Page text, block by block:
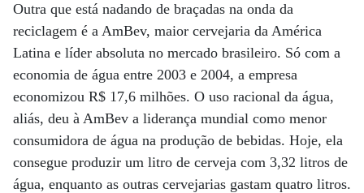
Outra que está nadando de braçadas na onda da
reciclagem é a AmBev, maior cervejaria da América
Latina e líder absoluta no mercado brasileiro. Só com a
economia de água entre 2003 e 2004, a empresa
economizou R$ 17,6 milhões. O uso racional da água,
aliás, deu à AmBev a liderança mundial como menor
consumidora de água na produção de bebidas. Hoje, ela
consegue produzir um litro de cerveja com 3,32 litros de
água, enquanto as outras cervejarias gastam quatro litros.